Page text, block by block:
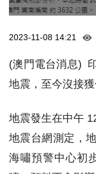
2023-11-08 14:21
(澳門電台消息)
地震，至今沒接獲
地震發生在中午
地震台網測定，
海嘯預警中心初